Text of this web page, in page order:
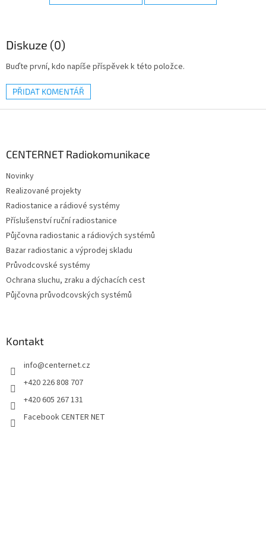
Diskuze (0)
Buďte první, kdo napíše příspěvek k této položce.
PŘIDAT KOMENTÁŘ
CENTERNET Radiokomunikace
Novinky
Realizované projekty
Radiostanice a rádiové systémy
Příslušenství ruční radiostanice
Půjčovna radiostanic a rádiových systémů
Bazar radiostanic a výprodej skladu
Průvodcovské systémy
Ochrana sluchu, zraku a dýchacích cest
Půjčovna průvodcovských systémů
Kontakt
info@centernet.cz
+420 226 808 707
+420 605 267 131
Facebook CENTER NET